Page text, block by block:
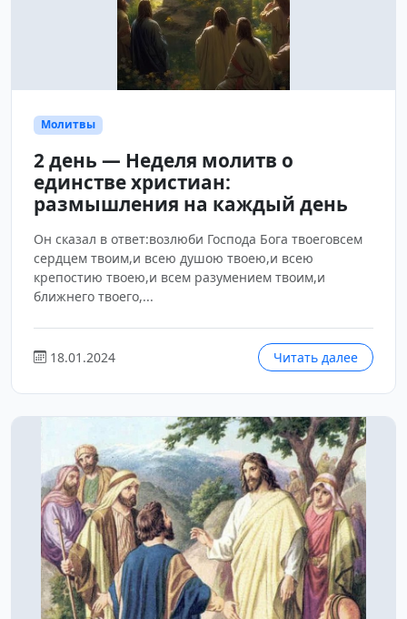
Молитвы
2 день — Неделя молитв о
единстве христиан:
размышления на каждый день
Он сказал в ответ:возлюби Господа Бога твоеговсем
сердцем твоим,и всею душою твоею,и всею
крепостию твоею,и всем разумением твоим,и
ближнего твоего,...
18.01.2024 Читать далее